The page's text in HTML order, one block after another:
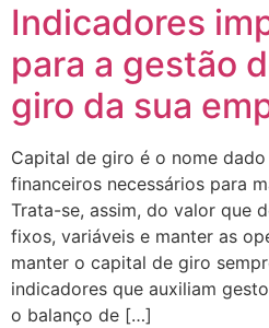
Indicadores
para a gestão
giro da sua
Capital de giro é o nome
financeiros necessários para
Trata-se, assim, do valor que
fixos, variáveis e manter as
manter o capital de giro
indicadores que auxiliam
o balanço de […]